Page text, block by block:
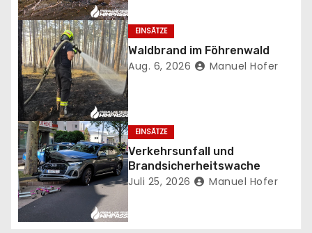
g
s
n
a
v
i
g
a
EINSÄTZE
Waldbrand im Föhrenwald
Aug. 6, 2026 Manuel Hofer
EINSÄTZE
Verkehrsunfall und
Brandsicherheitswache
Juli 25, 2026 Manuel Hofer